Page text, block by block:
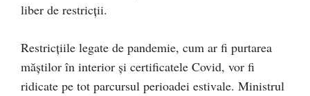
liber de restricții.
Restricțiile legate de pandemie, cum ar fi purtarea
măștilor în interior și certificatele Covid, vor fi
ridicate pe tot parcursul perioadei estivale. Ministrul